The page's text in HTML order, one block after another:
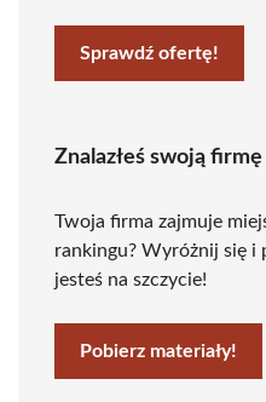
Sprawdź ofertę!
Znalazłeś swoją
Twoja firma zajmuje
rankingu? Wyróżnij się i
jesteś na szczycie!
Pobierz materiały!